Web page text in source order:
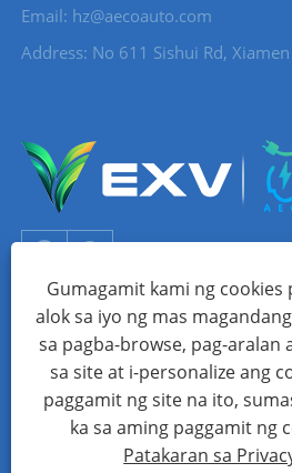
Email: hz@aecoauto.com
Address: No 611 Sishui Rd,
Copyright © 2024 Xiamen Aecoauto
Karapatan ay Nakalaan.
WEBSITE TECHNICAL SUPPORT:TIANYU
Gumagamit kami ng cookies
alok sa iyo ng mas
sa pagba-browse, pag-aralan
sa site at i-personalize ang
paggamit ng site na ito,
ka sa aming paggamit ng
Patakaran sa